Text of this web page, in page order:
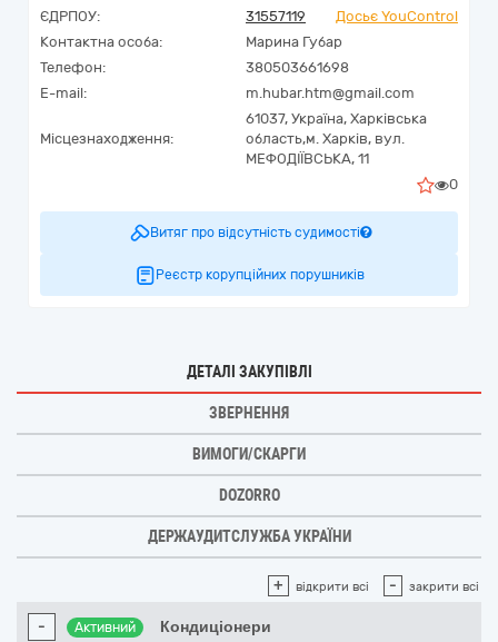
ЄДРПОУ:
31557119
Досьє YouControl
Контактна особа:
Марина Губар
Телефон:
380503661698
E-mail:
m.hubar.htm@gmail.com
Місцезнаходження:
61037, Україна, Харківська
область,м. Харків, вул.
МЕФОДІЇВСЬКА, 11
0
Витяг про відсутність судимості
Реєстр корупційних порушників
ДЕТАЛІ ЗАКУПІВЛІ
ЗВЕРНЕННЯ
ВИМОГИ/СКАРГИ
DOZORRO
ДЕРЖАУДИТСЛУЖБА УКРАЇНИ
+ відкрити всі - закрити всі
- Активний Кондиціонери